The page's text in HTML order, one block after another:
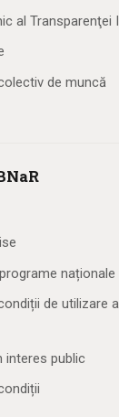
al Transparenţei
de muncă
naționale
de utilizare
interes public